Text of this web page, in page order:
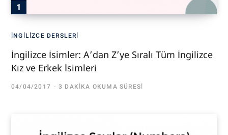
İNGILIZCE DERSLERI
İngilizce İsimler: A’dan Z’ye Sıralı Tüm İngilizce
Kız ve Erkek İsimleri
04/04/2017 3 DAKIKA OKUMA SÜRESI